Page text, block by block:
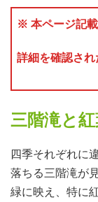
※ 本ページ記
詳細を確認さ
三階滝と
四季それぞれに
落ちる三階滝が
緑に映え、特に